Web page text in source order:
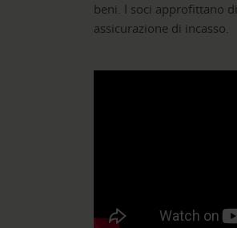
beni. I soci approfittano
assicurazione di incasso.